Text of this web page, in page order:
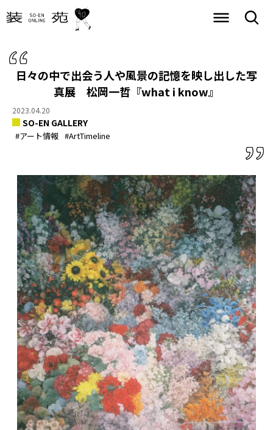
日々の中で出会う人や風景の記憶を映し出した写
真展 松岡一哲『what i know』
2023.04.20
SO-EN GALLERY
#アート情報 #ArtTimeline